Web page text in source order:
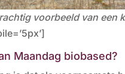
voorbeeld van een
Maandag biobased?